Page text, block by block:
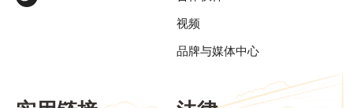
视频
品牌与媒体中心